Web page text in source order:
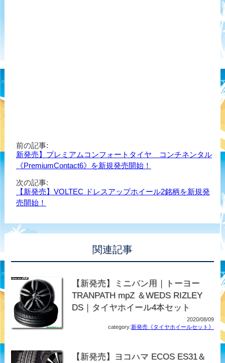
前の記事:
新発売】プレミアムコンフォートタイヤ コンチネンタル
《PremiumContact6》を新規発売開始！
次の記事:
【新発売】VOLTEC ドレスアップホイール2銘柄を新規発
売開始！
関連記事
【新発売】ミニバン用｜トーヨー
TRANPATH mpZ ＆WEDS RIZLEY
DS｜タイヤホイール4本セット
2020/08/09
category:新発売《タイヤホイールセット》
【新発売】ヨコハマ ECOS ES31＆